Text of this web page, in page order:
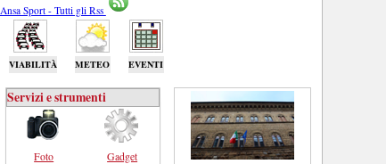
Ansa Sport - Tutti gli Rss
VIABILITÀ METEO EVENTI
Servizi e strumenti
Foto Gadget